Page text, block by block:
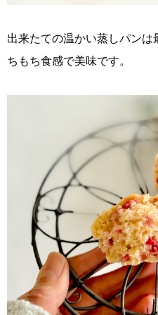
出来たての温かい蒸しパンは
ちもち食感で美味です。